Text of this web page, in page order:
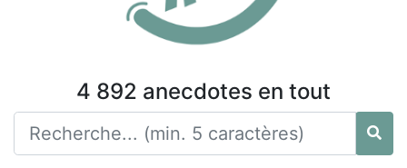
4 892 anecdotes en tout